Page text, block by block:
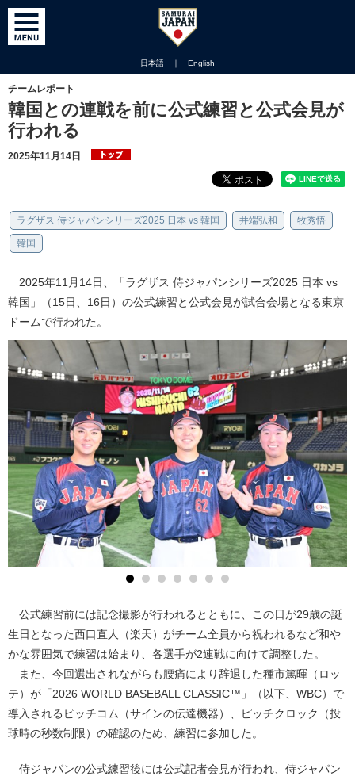
日本語 ｜ English
チームレポート
韓国との連戦を前に公式練習と公式会見が
行われる
2025年11月14日
ラグザス 侍ジャパンシリーズ2025 日本 vs 韓国 井端弘和 牧秀悟
韓国
2025年11月14日、「ラグザス 侍ジャパンシリーズ2025 日本 vs
韓国」（15日、16日）の公式練習と公式会見が試合会場となる東京
ドームで行われた。
公式練習前には記念撮影が行われるとともに、この日が29歳の誕
生日となった西口直人（楽天）がチーム全員から祝われるなど和や
かな雰囲気で練習は始まり、各選手が2連戦に向けて調整した。
また、今回選出されながらも腰痛により辞退した種市篤暉（ロッ
テ）が「2026 WORLD BASEBALL CLASSIC™」（以下、WBC）で
導入されるピッチコム（サインの伝達機器）、ピッチクロック（投
球時の秒数制限）の確認のため、練習に参加した。
侍ジャパンの公式練習後には公式記者会見が行われ、侍ジャパン